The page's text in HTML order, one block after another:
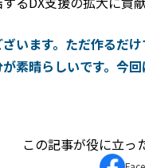
います。ただ作るだ
素晴らしいです。今回
この記事が役に立っ